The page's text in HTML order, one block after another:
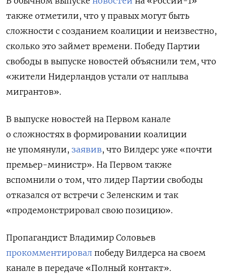
также отметили, что у правых могут быть
сложности с созданием коалиции и неизвестно,
сколько это займет времени. Победу Партии
свободы в выпуске новостей объяснили тем, что
«жители Нидерландов устали от наплыва
мигрантов».
В выпуске новостей на Первом канале
о сложностях в формировании коалиции
не упомянули, заявив, что Вилдерс уже «почти
премьер-министр». На Первом также
вспомнили о том, что лидер Партии свободы
отказался от встречи с Зеленским и так
«продемонстрировал свою позицию».
Пропагандист Владимир Соловьев
прокомментировал победу Вилдерса на своем
канале в передаче «Полный контакт».